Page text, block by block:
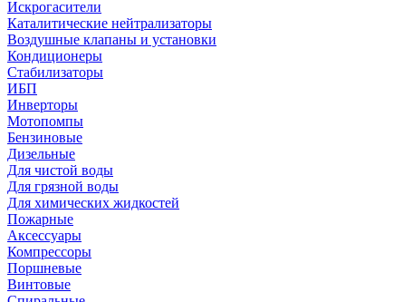
Искрогасители
Каталитические нейтрализаторы
Воздушные клапаны и установки
Кондиционеры
Стабилизаторы
ИБП
Инверторы
Мотопомпы
Бензиновые
Дизельные
Для чистой воды
Для грязной воды
Для химических жидкостей
Пожарные
Аксессуары
Компрессоры
Поршневые
Винтовые